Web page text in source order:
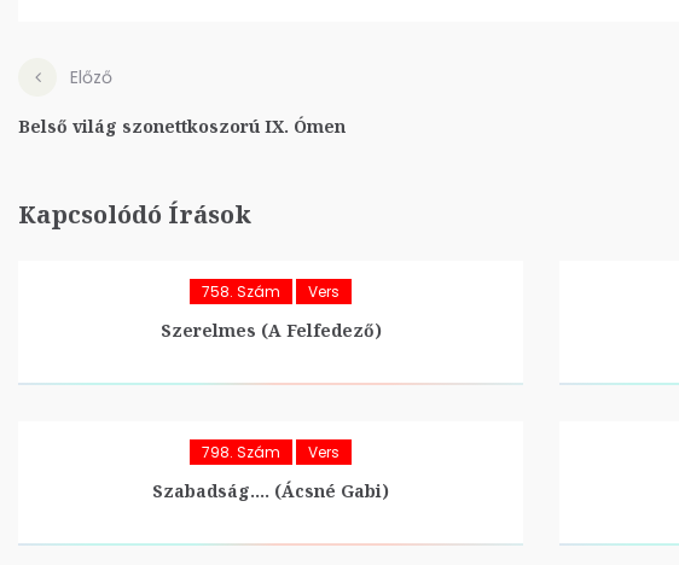
Előző
Belső világ szonettkoszorú IX. Ómen
Kapcsolódó Írások
758. Szám Vers
Szerelmes (A Felfedező)
798. Szám Vers
Szabadság…. (Ácsné Gabi)